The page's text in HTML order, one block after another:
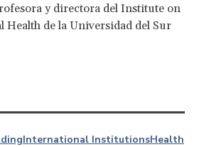
y directora del Institute on
Health de la Universidad del Sur
International InstitutionsHealth